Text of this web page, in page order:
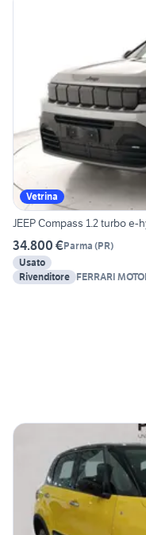
Vetrina
JEEP Compass 1.2 turbo
34.800 €Parma (PR)
Usato
Rivenditore FERRARI